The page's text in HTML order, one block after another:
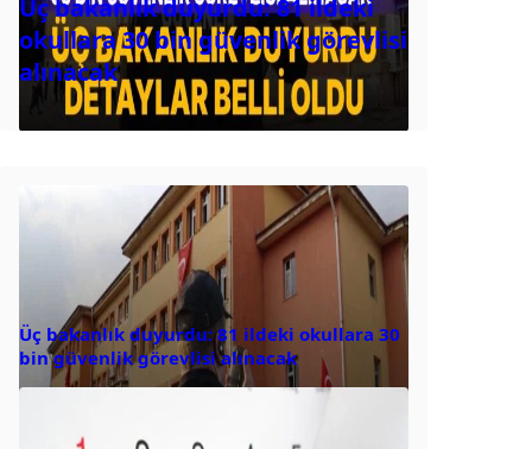
Üç bakanlık duyurdu: 81 ildeki
okullara 30 bin güvenlik görevlisi
alınacak
Üç bakanlık duyurdu: 81 ildeki okullara 30
bin güvenlik görevlisi alınacak